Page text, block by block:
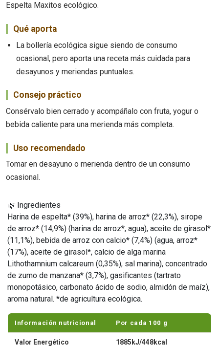
Espelta Maxitos ecológico.
Qué aporta
La bollería ecológica sigue siendo de consumo
ocasional, pero aporta una receta más cuidada para
desayunos y meriendas puntuales.
Consejo práctico
Consérvalo bien cerrado y acompáñalo con fruta, yogur o
bebida caliente para una merienda más completa.
Uso recomendado
Tomar en desayuno o merienda dentro de un consumo
ocasional.
🌿 Ingredientes
Harina de espelta* (39%), harina de arroz* (22,3%), sirope
de arroz* (14,9%) (harina de arroz*, agua), aceite de girasol*
(11,1%), bebida de arroz con calcio* (7,4%) (agua, arroz*
(17%), aceite de girasol*, calcio de alga marina
Lithothamnium calcareum (0,35%), sal marina), concentrado
de zumo de manzana* (3,7%), gasificantes (tartrato
monopotásico, carbonato ácido de sodio, almidón de maíz),
aroma natural. *de agricultura ecológica.
Información nutricional Por cada 100 g
Valor Energético 1885kJ/448kcal